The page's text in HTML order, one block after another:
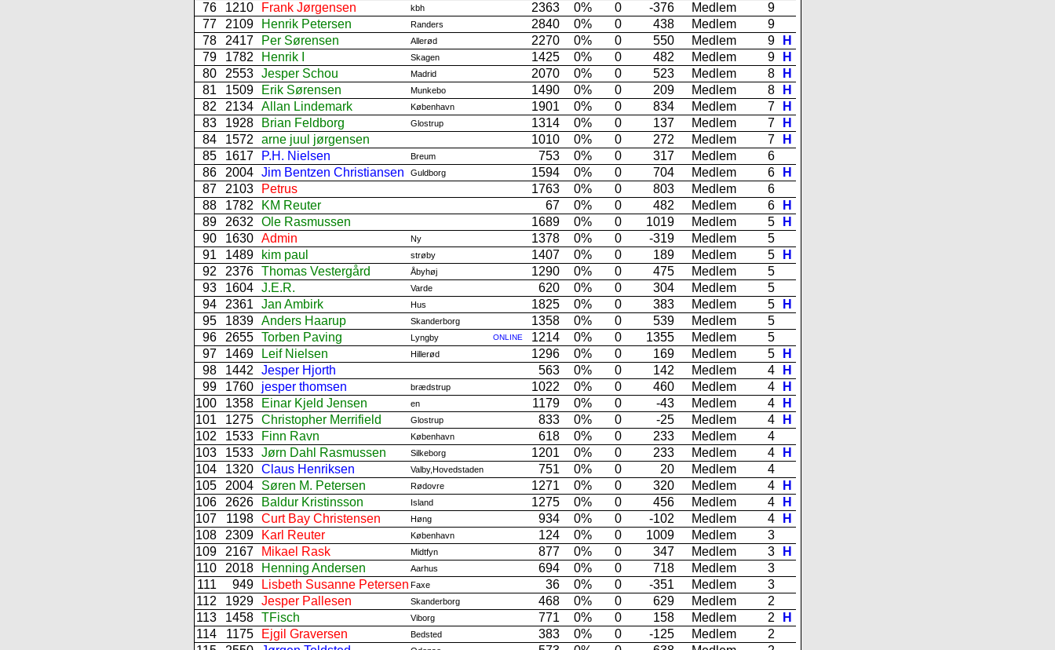
76
1210 Frank Jørgensen kbh 2363 0% 0 -376 Medlem
9
77
2109 Henrik Petersen Randers 2840 0% 0 438 Medlem
9
78
2417 Per Sørensen Allerød 2270 0% 0 550 Medlem 9
H
79
1782 Henrik I Skagen 1425 0% 0 482 Medlem 9
H
80
2553 Jesper Schou Madrid 2070 0% 0 523 Medlem 8
H
81
1509 Erik Sørensen Munkebo 1490 0% 0 209 Medlem 8
H
82
2134 Allan Lindemark København 1901 0% 0 834 Medlem 7
H
83
1928 Brian Feldborg Glostrup 1314 0% 0 137 Medlem 7
H
84
1572 arne juul jørgensen 1010 0% 0 272 Medlem 7
H
85
1617 P.H. Nielsen Breum 753 0% 0 317 Medlem
6
86
2004 Jim Bentzen Christiansen Guldborg 1594 0% 0 704 Medlem 6
H
87
2103 Petrus 1763 0% 0 803 Medlem
6
88
1782 KM Reuter 67 0% 0 482 Medlem 6
H
89
2632 Ole Rasmussen 1689 0% 0 1019 Medlem 5
H
90
1630 Admin Ny 1378 0% 0 -319 Medlem
5
91
1489 kim paul strøby 1407 0% 0 189 Medlem 5
H
92
2376 Thomas Vestergård Åbyhøj 1290 0% 0 475 Medlem
5
93
1604 J.E.R. Varde 620 0% 0 304 Medlem
5
94
2361 Jan Ambirk Hus 1825 0% 0 383 Medlem 5
H
95
1839 Anders Haarup Skanderborg 1358 0% 0 539 Medlem
5
96
2655 Torben Paving Lyngby ONLINE 1214 0% 0 1355 Medlem
5
97
1469 Leif Nielsen Hillerød 1296 0% 0 169 Medlem 5
H
98
1442 Jesper Hjorth 563 0% 0 142 Medlem 4
H
99
1760 jesper thomsen brædstrup 1022 0% 0 460 Medlem 4
H
100
1358 Einar Kjeld Jensen en 1179 0% 0 -43 Medlem 4
H
101
1275 Christopher Merrifield Glostrup 833 0% 0 -25 Medlem 4
H
102
1533 Finn Ravn København 618 0% 0 233 Medlem
4
103
1533 Jørn Dahl Rasmussen Silkeborg 1201 0% 0 233 Medlem 4
H
104
1320 Claus Henriksen Valby,Hovedstaden 751 0% 0 20 Medlem
4
105
2004 Søren M. Petersen Rødovre 1271 0% 0 320 Medlem 4
H
106
2626 Baldur Kristinsson Island 1275 0% 0 456 Medlem 4
H
107
1198 Curt Bay Christensen Høng 934 0% 0 -102 Medlem 4
H
108
2309 Karl Reuter København 124 0% 0 1009 Medlem
3
109
2167 Mikael Rask Midtfyn 877 0% 0 347 Medlem 3
H
110
2018 Henning Andersen Aarhus 694 0% 0 718 Medlem
3
111
949 Lisbeth Susanne Petersen Faxe 36 0% 0 -351 Medlem
3
112
1929 Jesper Pallesen Skanderborg 468 0% 0 629 Medlem
2
113
1458 TFisch Viborg 771 0% 0 158 Medlem 2
H
114
1175 Ejgil Graversen Bedsted 383 0% 0 -125 Medlem
2